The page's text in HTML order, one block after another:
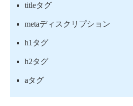
titleタグ
metaディスクリプション
h1タグ
h2タグ
aタグ